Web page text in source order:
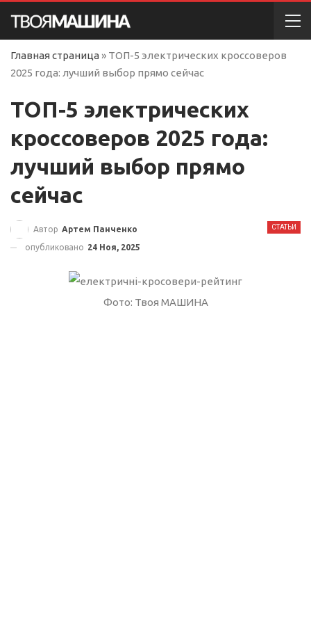
Главная страница » ТОП-5 электрических кроссоверов
2025 года: лучший выбор прямо сейчас
ТОП-5 электрических
кроссоверов 2025 года:
лучший выбор прямо
сейчас
СТАТЬИ
Автор Артем Панченко
опубликовано 24 Ноя, 2025
Фото: Твоя МАШИНА